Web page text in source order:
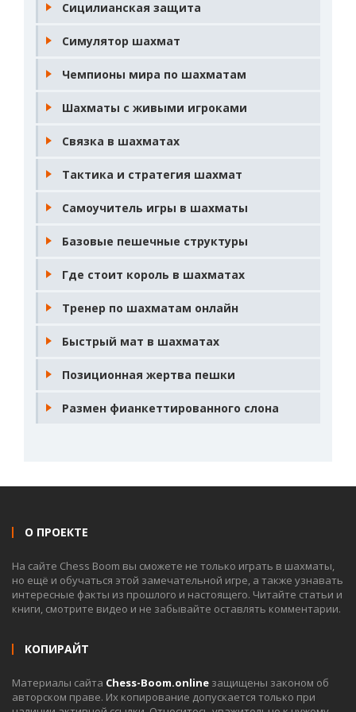
Сицилианская защита
Симулятор шахмат
Чемпионы мира по шахматам
Шахматы с живыми игроками
Связка в шахматах
Тактика и стратегия шахмат
Самоучитель игры в шахматы
Базовые пешечные структуры
Где стоит король в шахматах
Тренер по шахматам онлайн
Быстрый мат в шахматах
Позиционная жертва пешки
Размен фианкеттированного слона
О ПРОЕКТЕ
На сайте Chess Boom вы сможете не только играть в шахматы,
но ещё и обучаться этой замечательной игре, а также узнавать
интересные факты из прошлого и настоящего. Читайте статьи и
книги, смотрите видео и не забывайте оставлять комментарии.
КОПИРАЙТ
Материалы сайта Chess-Boom.online защищены законом об
авторском праве. Их копирование допускается только при